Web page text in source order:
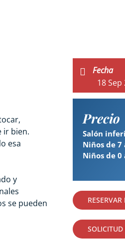
ir bien.
esa
y
se pueden
Fecha
18 Sep
Precio
Salón
Niños de 7
Niños de 0
SOLICITUD